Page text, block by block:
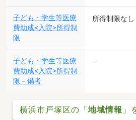
子ども・学生等医療
費助成<入院>所得制
限
所得制限なし
子ども・学生等医療
費助成<入院>所得制
限－備考
-
横浜市戸塚区の「地域情報 」